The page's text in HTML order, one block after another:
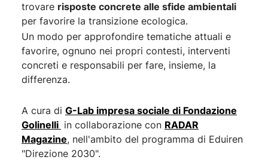
trovare risposte concrete alle sfide ambientali
per favorire la transizione ecologica.
Un modo per approfondire tematiche attuali e
favorire, ognuno nei propri contesti, interventi
concreti e responsabili per fare, insieme, la
differenza.
A cura di G-Lab impresa sociale di Fondazione
Golinelli in collaborazione con RADAR
Magazine, nell'ambito del programma di Eduiren
"Direzione 2030".